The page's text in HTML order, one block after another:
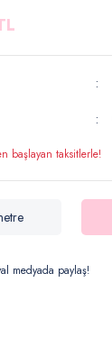
başlayan taksitlerle!
medyada paylaş!